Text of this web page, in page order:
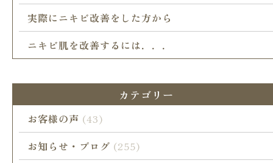
実際にニキビ改善をした方から
ニキビ肌を改善するには．．．
カテゴリー
お客様の声 (43)
お知らせ・ブログ (255)